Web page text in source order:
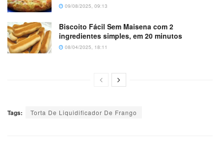
09/08/2025, 09:13
Biscoito Fácil Sem Maisena com 2
ingredientes simples, em 20 minutos
08/04/2025, 18:11
Tags: Torta De Liquidificador De Frango